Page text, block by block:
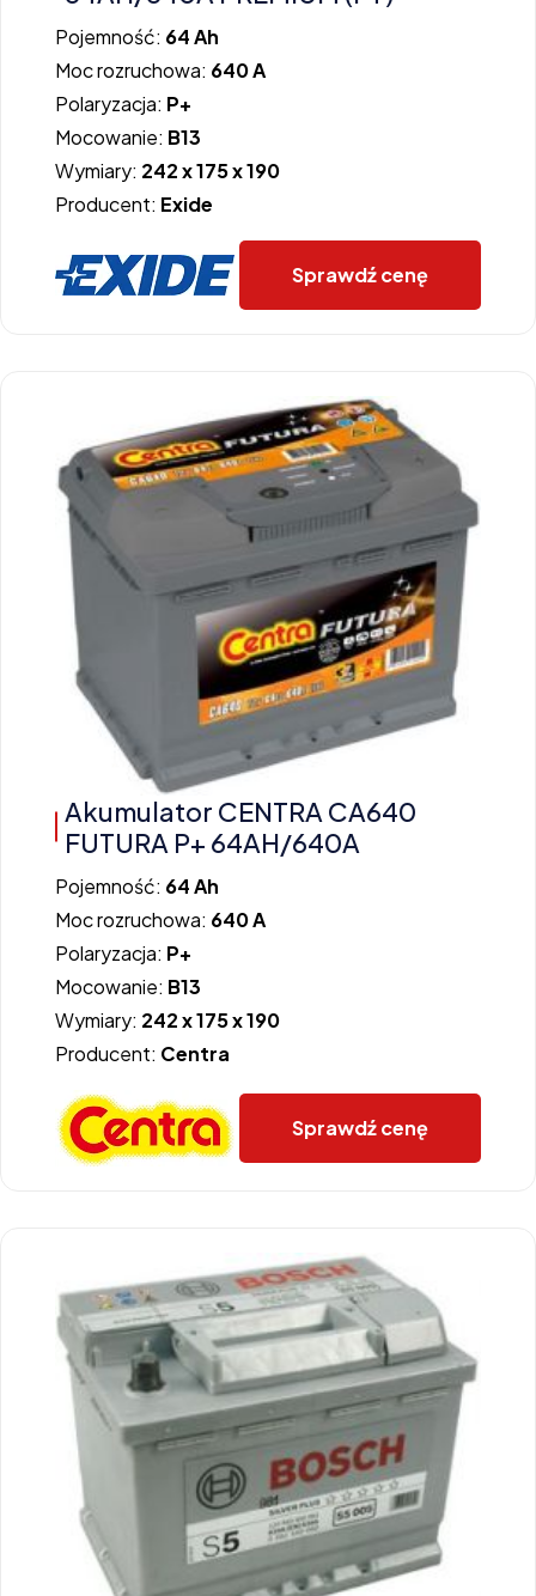
Pojemność: 64 Ah
Moc rozruchowa: 640 A
Polaryzacja: P+
Mocowanie: B13
Wymiary: 242 x 175 x 190
Producent: Exide
Sprawdź cenę
Akumulator CENTRA CA640
FUTURA P+ 64AH/640A
Pojemność: 64 Ah
Moc rozruchowa: 640 A
Polaryzacja: P+
Mocowanie: B13
Wymiary: 242 x 175 x 190
Producent: Centra
Sprawdź cenę